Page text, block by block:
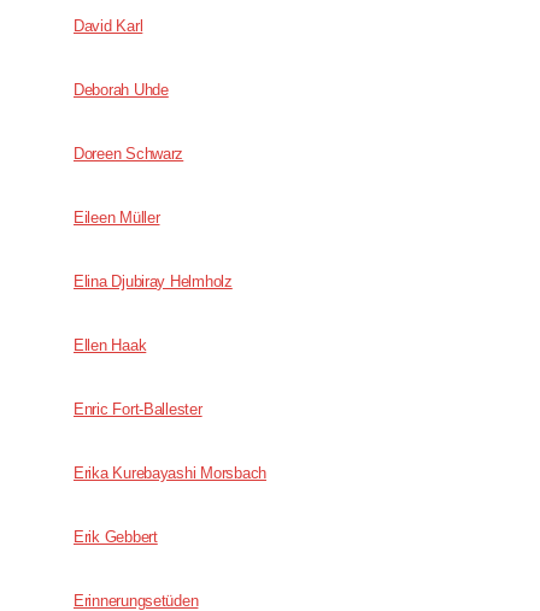
David Karl
Deborah Uhde
Doreen Schwarz
Eileen Müller
Elina Djubiray Helmholz
Ellen Haak
Enric Fort-Ballester
Erika Kurebayashi Morsbach
Erik Gebbert
Erinnerungsetüden